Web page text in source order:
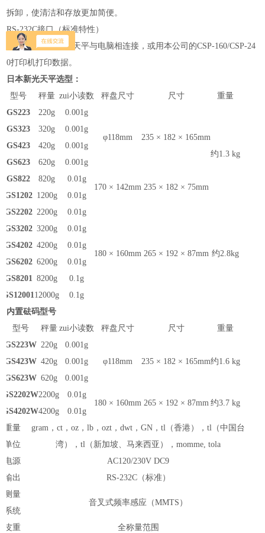
拆卸，使清洁和存放更加简便。
RS-232C接口（标准特性）
用户可用此接口将天平与电脑相连接，或用本公司的CSP-160/CSP-24
0打印机打印数据。
日本新光天平选型：
型号
秤量 zui小读数 秤盘尺寸 尺寸
重量
GS223
220g 0.001g
φ118mm
235 × 182 × 165mm
约1.3 kg
GS323 320g
0.001g
GS423
420g
0.001g
GS623
620g
0.001g
GS822
820g
0.01g
170 × 142mm 235 × 182 × 75mm
GS1202 1200g
0.01g
GS2202 2200g 0.01g
180 × 160mm 265 × 192 × 87mm 约2.8kg
GS3202 3200g
0.01g
GS4202 4200g
0.01g
GS6202 6200g
0.01g
GS8201 8200g
0.1g
GS1200112000g
0.1g
内置砝码型号
型号
秤量 zui小读数 秤盘尺寸 尺寸
重量
GS223W 220g
0.001g
φ118mm
235 × 182 × 165mm约1.6 kg
GS423W 420g
0.001g
GS623W 620g
0.001g
GS2202W2200g
0.01g
180 × 160mm 265 × 192 × 87mm 约3.7 kg
GS4202W4200g
0.01g
重量
单位
gram，ct，oz，lb，ozt，dwt，GN，tl（香港），tl（中国台
湾），tl（新加坡、马来西亚），momme, tola
电源
AC120/230V DC9
输出
RS-232C（标准）
测量
系统
音叉式频率感应（MMTS）
皮重
全称量范围